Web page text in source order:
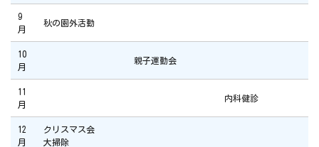
9
月
秋の園外活動
10
月
親子運動会
11
月
内科健診
12
月
クリスマス会
大掃除